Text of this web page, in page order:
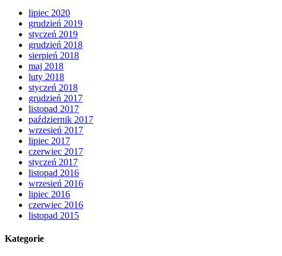
lipiec 2020
grudzień 2019
styczeń 2019
grudzień 2018
sierpień 2018
maj 2018
luty 2018
styczeń 2018
grudzień 2017
listopad 2017
październik 2017
wrzesień 2017
lipiec 2017
czerwiec 2017
styczeń 2017
listopad 2016
wrzesień 2016
lipiec 2016
czerwiec 2016
listopad 2015
Kategorie